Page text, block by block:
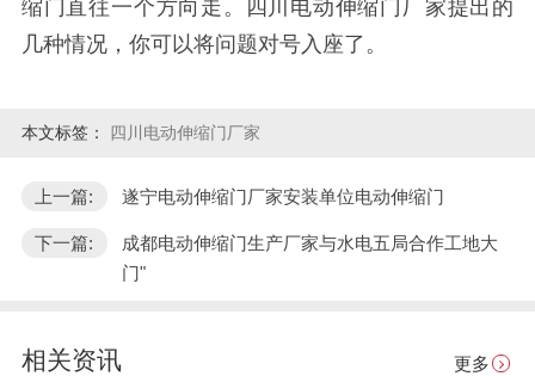
缩门直往一个方向走。四川电动伸缩门厂家提出的
几种情况，你可以将问题对号入座了。
本文标签： 四川电动伸缩门厂家
上一篇: 遂宁电动伸缩门厂家安装单位电动伸缩门
下一篇:
成都电动伸缩门生产厂家与水电五局合作工地大
门"
相关资讯 更多